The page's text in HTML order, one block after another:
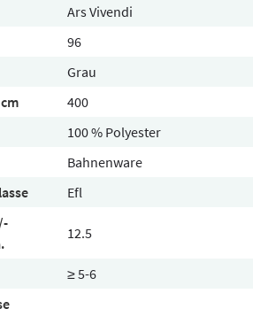
Ars Vivendi
96
Grau
400
100 % Polyester
Bahnenware
Efl
12.5
≥ 5-6